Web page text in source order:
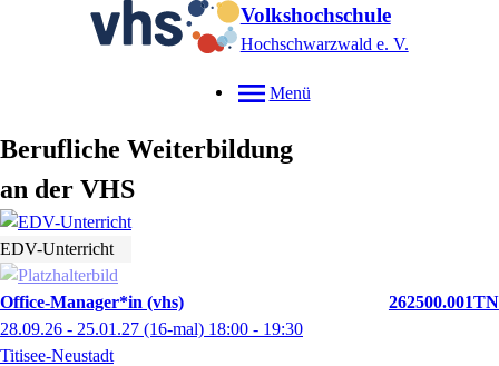
Volkshochschule
Hochschwarzwald e. V.
Menü
Berufliche Weiterbildung
an der VHS
EDV-Unterricht
Office-Manager*in (vhs)
262500.001TN
28.09.26 - 25.01.27 (16-mal) 18:00 - 19:30
Titisee-Neustadt